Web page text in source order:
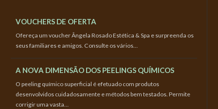
VOUCHERS DE OFERTA
Ofereça um voucher Ângela Rosado Estética & Spa e surpreenda os
seus familiares e amigos. Consulte os vários…
A NOVA DIMENSÃO DOS PEELINGS QUÍMICOS
O peeling químico superficial é efetuado com produtos
desenvolvidos cuidadosamente e métodos bem testados. Permite
corrigir uma vasta…